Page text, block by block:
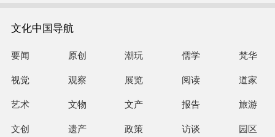
文化中国导航
要闻 原创 潮玩 儒学 梵华
视觉 观察 展览 阅读 道家
艺术 文物 文产 报告 旅游
文创 遗产 政策 访谈 园区